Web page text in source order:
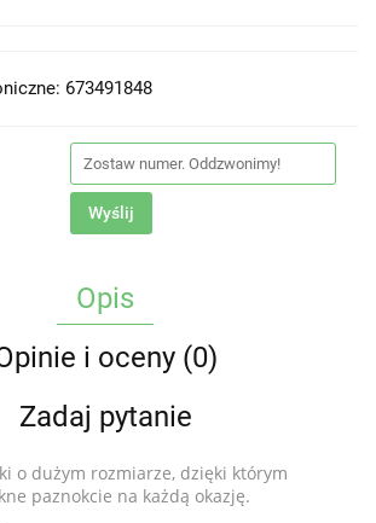
673491848
Wyślij
Opis
i oceny (0)
Zadaj pytanie
o dużym rozmiarze, dzięki którym
paznokcie na każdą okazję.